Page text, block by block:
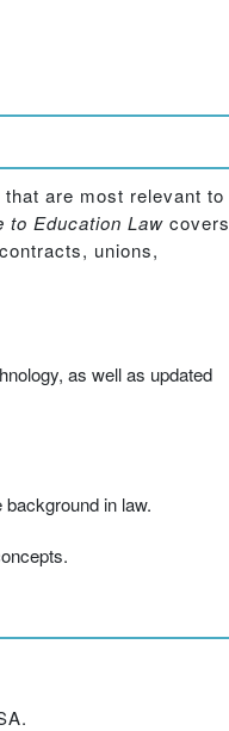
are most relevant to
to Education Law covers
unions,
as well as updated
in law.